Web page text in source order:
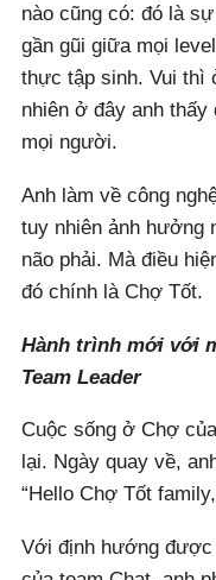
nào cũng có: đó là
gần gũi giữa mọi
thực tập sinh. Vui thì
nhiên ở đây anh
mọi người.
Anh làm về công
tuy nhiên ảnh hưởng
não phải. Mà điều
đó chính là Chợ Tốt.
Hành trình mới với
Team Leader
Cuộc sống ở Chợ
lại. Ngày quay về,
“Hello Chợ Tốt
Với định hướng